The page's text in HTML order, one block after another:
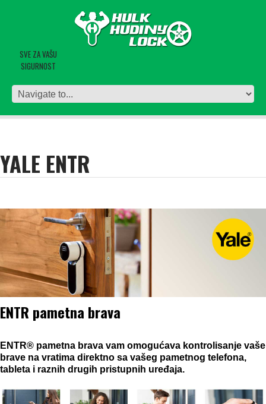
SVE ZA VAŠU
SIGURNOST
YALE ENTR
ENTR pametna brava
ENTR® pametna brava vam omogućava kontrolisanje vaše
brave na vratima direktno sa vašeg pametnog telefona,
tableta i raznih drugih pristupnih uređaja.